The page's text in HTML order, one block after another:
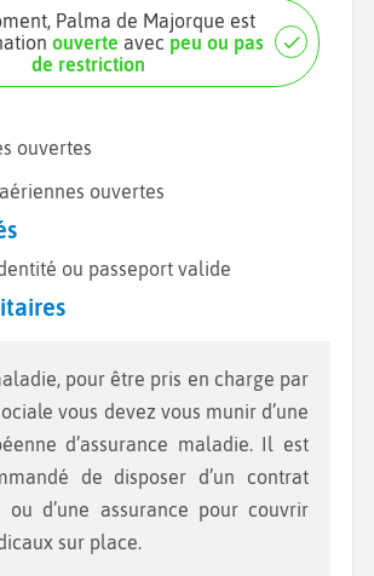
ouverte avec peu ou pas
de restriction
ouvertes
ouvertes
ou passeport valide
vous devez vous munir d’une
d’assurance maladie. Il est
de disposer d’un contrat
ou d’une assurance pour couvrir
sur place.